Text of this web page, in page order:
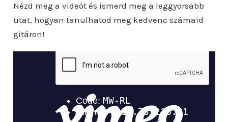
Nézd meg a videót és ismerd meg a leggyorsabb
utat, hogyan tanulhatod meg kedvenc számaid
gitáron!